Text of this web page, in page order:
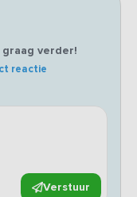
graag verder!
reactie
Verstuur